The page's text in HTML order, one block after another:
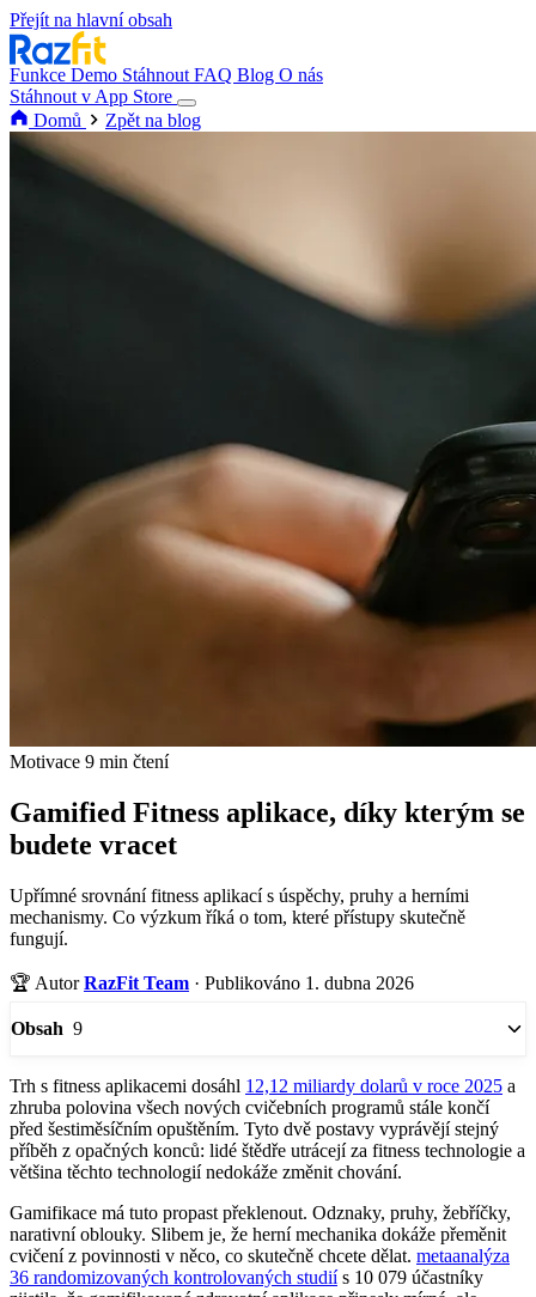
Přejít na hlavní obsah
Funkce Demo Stáhnout FAQ Blog O nás
Stáhnout v App Store
Domů
Zpět na blog
Motivace 9 min čtení
Gamified Fitness aplikace, díky kterým se
budete vracet
Upřímné srovnání fitness aplikací s úspěchy, pruhy a herními
mechanismy. Co výzkum říká o tom, které přístupy skutečně
fungují.
🏆 AutorRazFit Team · Publikováno 1. dubna 2026
Obsah 9
Trh s fitness aplikacemi dosáhl 12,12 miliardy dolarů v roce 2025 a
zhruba polovina všech nových cvičebních programů stále končí
před šestiměsíčním opuštěním. Tyto dvě postavy vyprávějí stejný
příběh z opačných konců: lidé štědře utrácejí za fitness technologie a
většina těchto technologií nedokáže změnit chování.
Gamifikace má tuto propast překlenout. Odznaky, pruhy, žebříčky,
narativní oblouky. Slibem je, že herní mechanika dokáže přeměnit
cvičení z povinnosti v něco, co skutečně chcete dělat. metaanalýza
36 randomizovaných kontrolovaných studiís 10 079 účastníky